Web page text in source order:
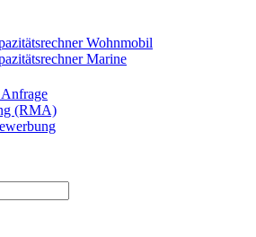
Wohnmobil
Marine
(RMA)